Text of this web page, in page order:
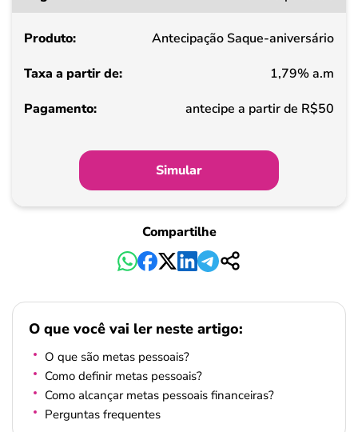
de
Pagamento
Antecipação Saque-aniversário
1,79% a.m
antecipe a partir de R$50
Simular
Compartilhe
O que você vai ler neste artigo:
O que são metas pessoais?
Como definir metas pessoais?
Como alcançar metas pessoais financeiras?
Perguntas frequentes